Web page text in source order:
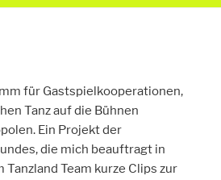
für Gastspielkooperationen,
Tanz auf die Bühnen
Ein Projekt der
die mich beauftragt in
Team kurze Clips zur